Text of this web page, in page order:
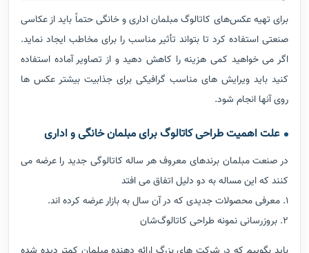
برای تهیه عکس‌های کاتالوگ مبلمان اداری و خانگی حتماً باید از عکاسی
صنعتی استفاده کرد تا بتواند تأثیر مناسب را برای مخاطب ایجاد نماید.
اگر می خواهید کمی هزینه را کاهش دهید و از تصاویر آماده استفاده
کنید باید ویرایش های مناسب گرافیکی برای جذابیت بیشتر عکس ها
روی آنها انجام شود.
علت اهمیت طراحی کاتالوگ برای مبلمان خانگی و اداری
در صنعت مبلمان برندهای معروف هر ساله کاتالوگی جدید را عرضه می
کنند که این مساله به دو دلیل اتفاق می افتد
1. معرفی محصولات جدیدی که در آن سال به بازار عرضه کرده اند.
2. بروزرسانی نمونه طراحی کاتالوگ‌شان